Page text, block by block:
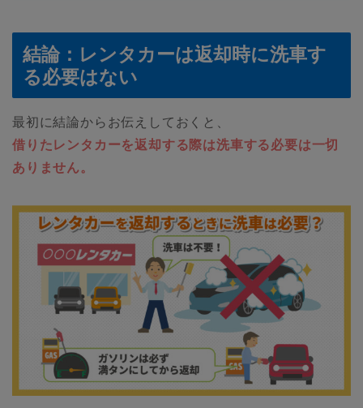
結論：レンタカーは返却時に洗車す
る必要はない
最初に結論からお伝えしておくと、
借りたレンタカーを返却する際は洗車する必要は一切
ありません。